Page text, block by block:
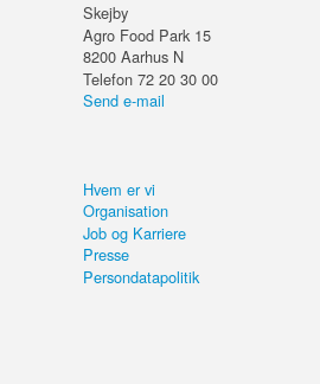
Skejby
Agro Food Park 15
8200 Aarhus N
Telefon 72 20 30 00
Send e-mail
Hvem er vi
Organisation
Job og Karriere
Presse
Persondatapolitik